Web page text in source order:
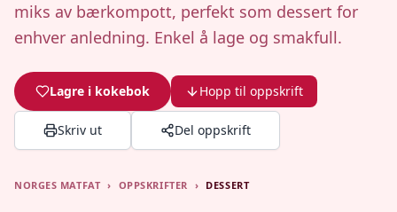
miks av bærkompott, perfekt som dessert for
enhver anledning. Enkel å lage og smakfull.
Lagre i kokebok Hopp til oppskrift
Skriv ut Del oppskrift
NORGES MATFAT › OPPSKRIFTER › DESSERT